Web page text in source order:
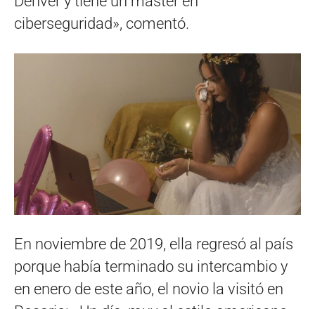
ciberseguridad», comentó.
En noviembre de 2019, ella regresó al país
porque había terminado su intercambio y
en enero de este año, el novio la visitó en